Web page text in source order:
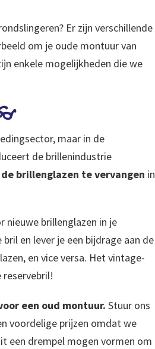
Er zijn verschillende
om je oude montuur van
enkele mogelijkheden die we
maar in de
de brillenindustrie
brillenglazen te vervangen in
nieuwe brillenglazen in je
bril en lever je een bijdrage aan de
en vice versa. Het vintage-
een oud montuur. Stuur ons
voordelige prijzen omdat we
een drempel mogen vormen om